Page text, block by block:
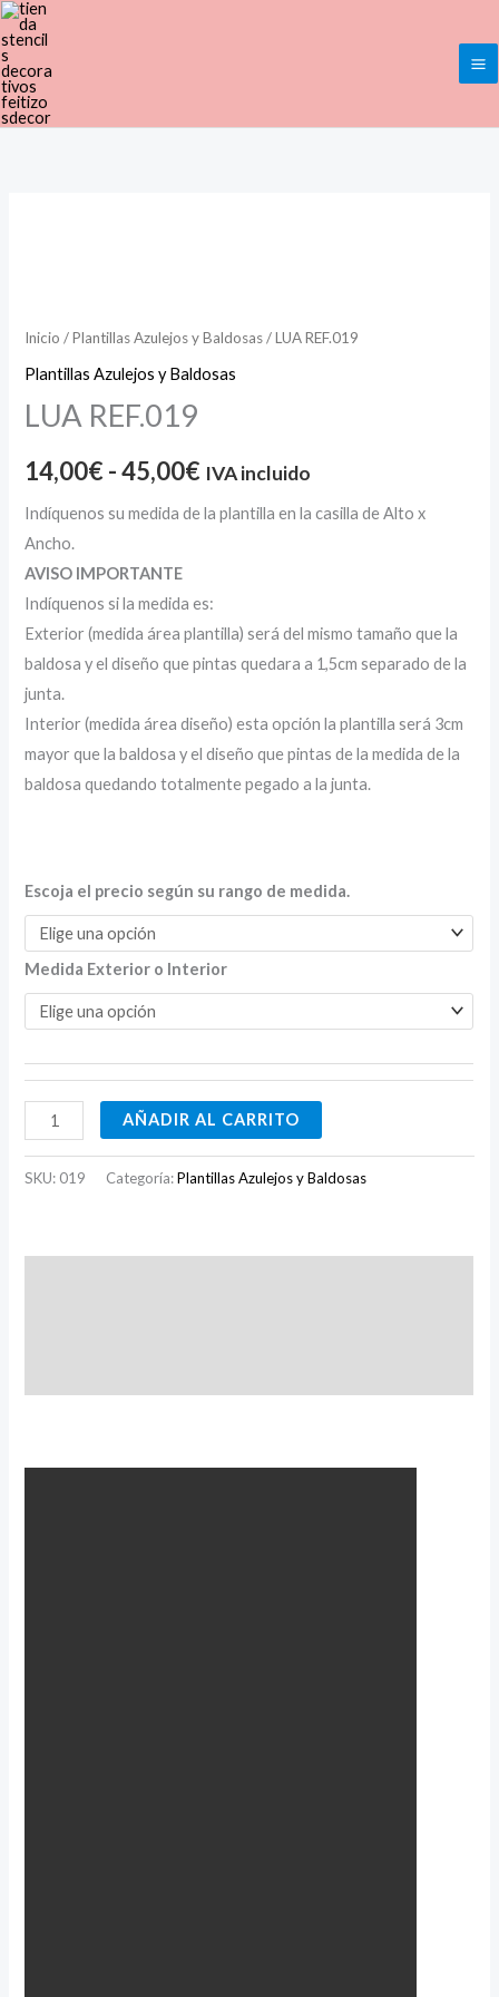
Ir
al
contenido
Inicio /Plantillas Azulejos y Baldosas/ LUA REF.019
Plantillas Azulejos y Baldosas
LUA REF.019
14,00€- 45,00€
45,00€
IVA incluido
Indíquenos su medida de la plantilla en la casilla de Alto x
Ancho.
AVISO IMPORTANTE
Indíquenos si la medida es:
Exterior (medida área plantilla) será del mismo tamaño que la
baldosa y el diseño que pintas quedara a 1,5cm separado de la
junta.
Interior (medida área diseño) esta opción la plantilla será 3cm
mayor que la baldosa y el diseño que pintas de la medida de la
baldosa quedando totalmente pegado a la junta.
Escoja el precio según su rango de medida.
Medida Exterior o Interior
AÑADIR AL CARRITO
SKU: 019 Categoría:Plantillas Azulejos y Baldosas